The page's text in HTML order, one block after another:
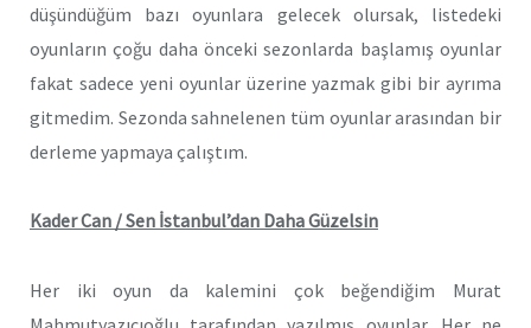
düşündüğüm bazı oyunlara gelecek olursak, listedeki
oyunların çoğu daha önceki sezonlarda başlamış oyunlar
fakat sadece yeni oyunlar üzerine yazmak gibi bir ayrıma
gitmedim. Sezonda sahnelenen tüm oyunlar arasından bir
derleme yapmaya çalıştım.
Kader Can / Sen İstanbul’dan Daha Güzelsin
Her iki oyun da kalemini çok beğendiğim Murat